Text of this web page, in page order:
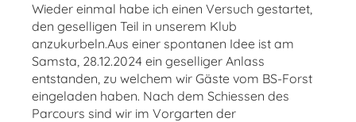
Wieder einmal habe ich einen Versuch gestartet,
den geselligen Teil in unserem Klub
anzukurbeln.Aus einer spontanen Idee ist am
Samsta, 28.12.2024 ein geselliger Anlass
entstanden, zu welchem wir Gäste vom BS-Forst
eingeladen haben. Nach dem Schiessen des
Parcours sind wir im Vorgarten der